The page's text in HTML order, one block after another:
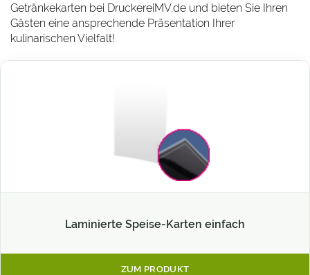
Getränkekarten bei DruckereiMV.de und bieten Sie Ihren
Gästen eine ansprechende Präsentation Ihrer
kulinarischen Vielfalt!
Laminierte Speise-Karten einfach
ZUM PRODUKT